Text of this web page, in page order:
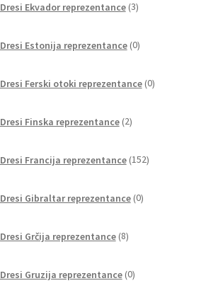
Dresi Ekvador reprezentance 3izdelki
Dresi Estonija reprezentance 0izdelkov
Dresi Ferski otoki reprezentance 0izdelkov
Dresi Finska reprezentance 2izdelka
Dresi Francija reprezentance 152izdelkov
Dresi Gibraltar reprezentance 0izdelkov
Dresi Grčija reprezentance 8izdelkov
Dresi Gruzija reprezentance 0izdelkov